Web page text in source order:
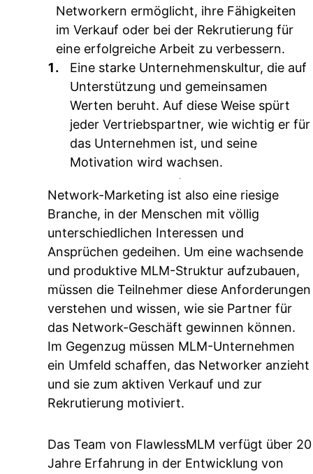
Networkern ermöglicht, ihre Fähigkeiten
im Verkauf oder bei der Rekrutierung für
eine erfolgreiche Arbeit zu verbessern.
Eine starke Unternehmenskultur, die auf
Unterstützung und gemeinsamen
Werten beruht. Auf diese Weise spürt
jeder Vertriebspartner, wie wichtig er für
das Unternehmen ist, und seine
Motivation wird wachsen.
Network-Marketing ist also eine riesige
Branche, in der Menschen mit völlig
unterschiedlichen Interessen und
Ansprüchen gedeihen. Um eine wachsende
und produktive MLM-Struktur aufzubauen,
müssen die Teilnehmer diese Anforderungen
verstehen und wissen, wie sie Partner für
das Network-Geschäft gewinnen können.
Im Gegenzug müssen MLM-Unternehmen
ein Umfeld schaffen, das Networker anzieht
und sie zum aktiven Verkauf und zur
Rekrutierung motiviert.
Das Team von FlawlessMLM verfügt über 20
Jahre Erfahrung in der Entwicklung von